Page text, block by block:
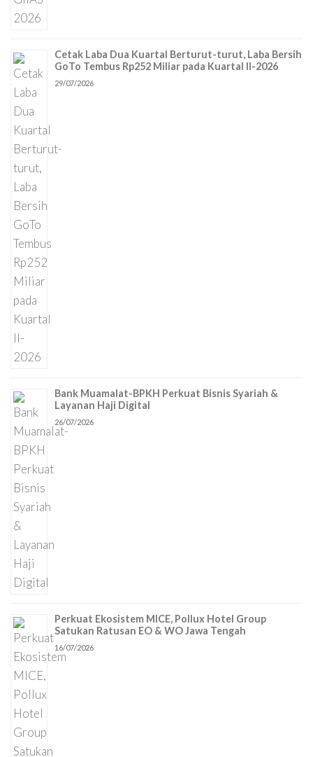
Cetak Laba Dua Kuartal Berturut-turut, Laba Bersih
GoTo Tembus Rp252 Miliar pada Kuartal II-2026
29/07/2026
Bank Muamalat-BPKH Perkuat Bisnis Syariah &
Layanan Haji Digital
26/07/2026
Perkuat Ekosistem MICE, Pollux Hotel Group
Satukan Ratusan EO & WO Jawa Tengah
16/07/2026